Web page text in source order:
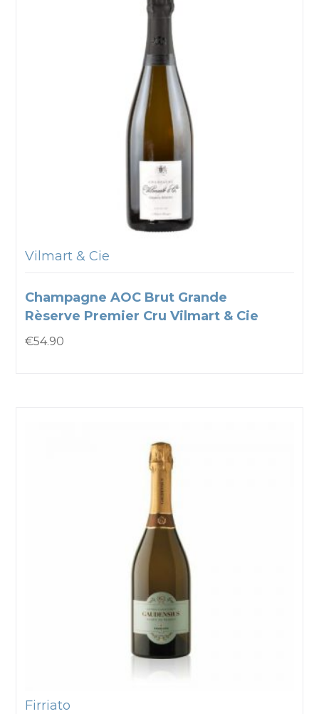
Vilmart & Cie
Champagne AOC Brut Grande
Rèserve Premier Cru Vilmart & Cie
€54.90
Firriato